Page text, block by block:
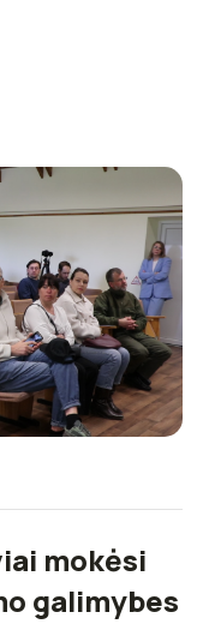
mokėsi
galimybes